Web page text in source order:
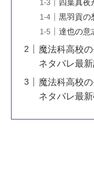
四葉真夜
黒羽貢の
達也の意
魔法科高校
ネタバレ最
魔法科高校
ネタバレ最